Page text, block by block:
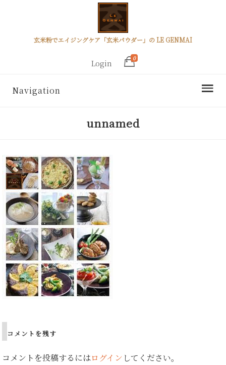
玄米粉でエイジングケア「玄米パウダー」の LE GENMAI
Login
0
Navigation
unnamed
コメントを残す
コメントを投稿するにはログイン してください。